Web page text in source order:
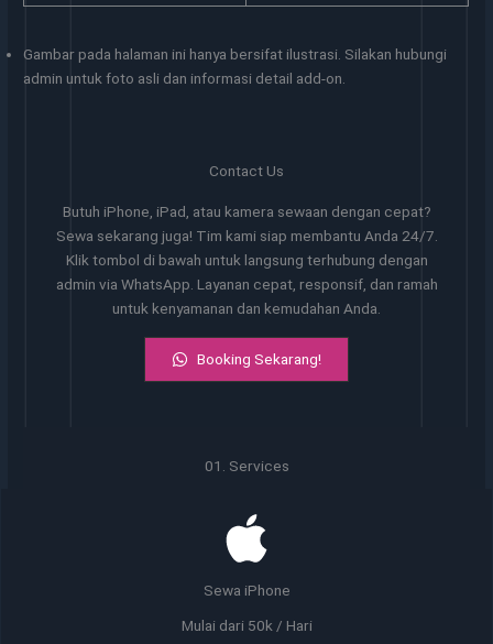
Gambar pada halaman ini hanya bersifat ilustrasi. Silakan hubungi
admin untuk foto asli dan informasi detail add-on.
Contact Us
Butuh iPhone, iPad, atau kamera sewaan dengan cepat?
Sewa sekarang juga! Tim kami siap membantu Anda 24/7.
Klik tombol di bawah untuk langsung terhubung dengan
admin via WhatsApp. Layanan cepat, responsif, dan ramah
untuk kenyamanan dan kemudahan Anda.
Booking Sekarang!
01. Services
Sewa iPhone
Mulai dari 50k / Hari